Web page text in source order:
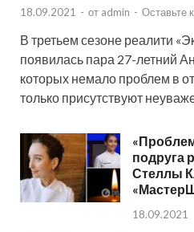
18.09.2021 - от admin - Оставьте
В третьем сезоне реалити
появилась пара 27-летний
которых немало проблем в
только присутствуют
подруга
Стеллы
18.09.2021